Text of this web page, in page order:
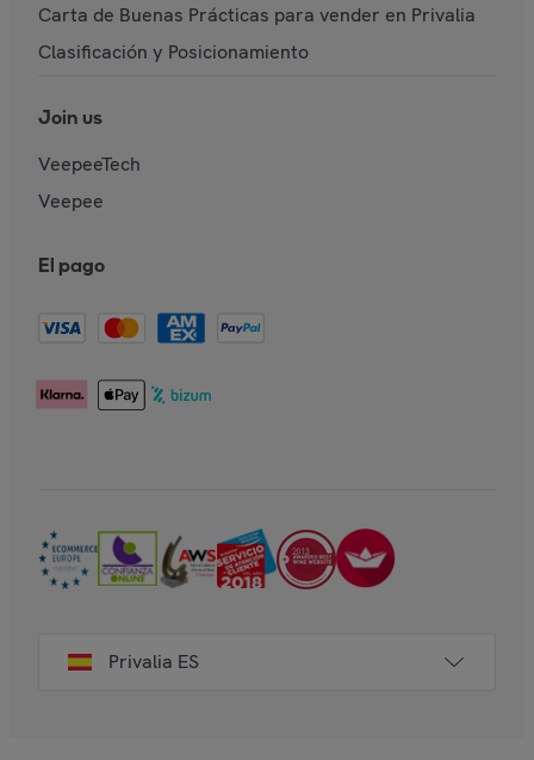
Carta de Buenas Prácticas para vender en Privalia
Clasificación y Posicionamiento
Join us
VeepeeTech
Veepee
El pago
Privalia ES